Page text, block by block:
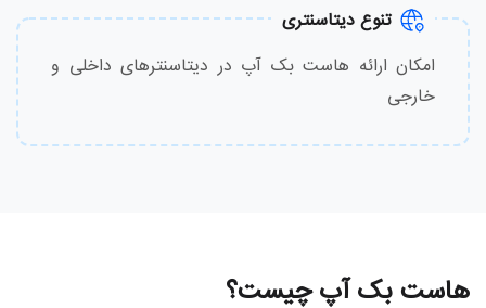
تنوع دیتاسنتری
امکان ارائه هاست بک آپ در دیتاسنترهای داخلی و
خارجی
هاست بک آپ چیست؟